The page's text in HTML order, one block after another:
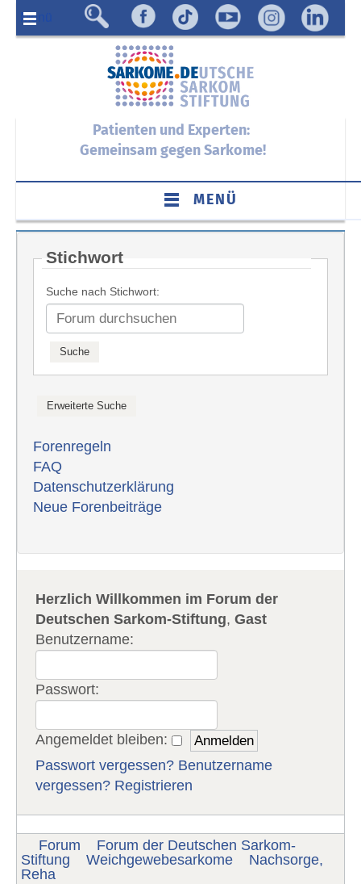
Menü
Patienten und Experten:
Gemeinsam gegen Sarkome!
MENÜ
Stichwort
Suche nach Stichwort:
Forenregeln
FAQ
Datenschutzerklärung
Neue Forenbeiträge
Herzlich Willkommen im Forum der
Deutschen Sarkom-Stiftung,Gast
Benutzername:
Passwort:
Angemeldet bleiben:
Passwort vergessen? Benutzername
vergessen? Registrieren
Forum
Forum der Deutschen Sarkom-
Stiftung
Weichgewebesarkome
Nachsorge,
Reha